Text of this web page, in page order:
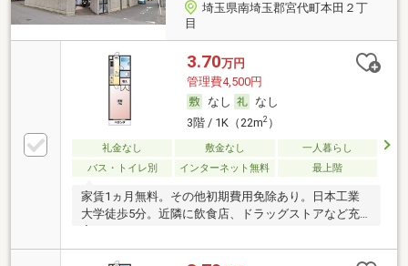
埼玉県南埼玉郡宮代町本田２丁
目
3.70万円
管理費4,500円
なし
なし
3階 / 1K（22m2）
礼金なし 敷金なし
一人暮らし
バス・トイレ別
インターネット無料 最上階
家賃1ヵ月無料。その他初期費用免除あり。日本工業
大学徒歩5分。近隣に飲食店、ドラッグストアなど充